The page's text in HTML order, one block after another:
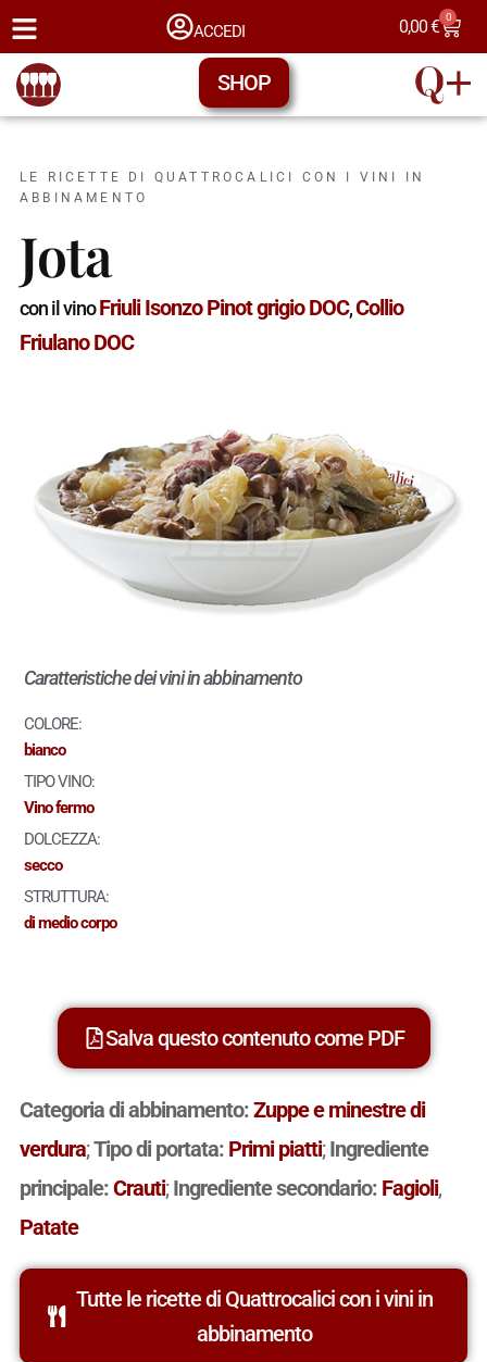
ACCEDI 0,00€ 0
SHOP
LE RICETTE DI QUATTROCALICI CON I VINI IN
ABBINAMENTO
Jota
con il vinoFriuli Isonzo Pinot grigio DOC,Collio
Friulano DOC
Caratteristiche dei vini in abbinamento
COLORE:
bianco
TIPO VINO:
Vino fermo
DOLCEZZA:
secco
STRUTTURA:
di medio corpo
Salva questo contenuto come PDF
Categoria di abbinamento:Zuppe e minestre di
verdura;Tipo di portata: Primi piatti;Ingrediente
principale:Crauti;Ingrediente secondario: Fagioli,
Patate
Tutte le ricette di Quattrocalici con i vini in
abbinamento